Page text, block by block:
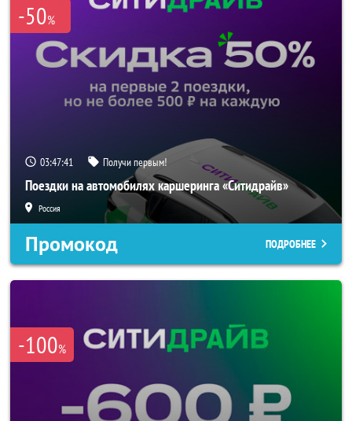
-50%
03:47:40 Получи первым!
Поездки на автомобилях каршеринга «Ситидрайв»
Россия
Промокод ПОДРОБНЕЕ
-100%